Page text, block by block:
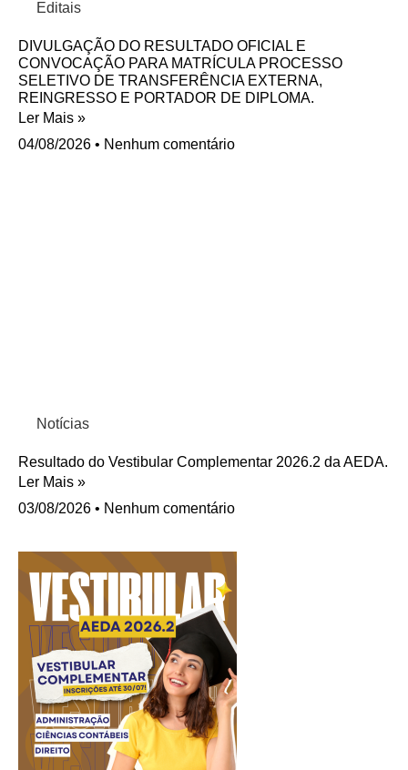
Editais
DIVULGAÇÃO DO RESULTADO OFICIAL E
CONVOCAÇÃO PARA MATRÍCULA PROCESSO
SELETIVO DE TRANSFERÊNCIA EXTERNA,
REINGRESSO E PORTADOR DE DIPLOMA.
Ler Mais »
04/08/2026
Nenhum comentário
Notícias
Resultado do Vestibular Complementar 2026.2 da AEDA.
Ler Mais »
03/08/2026
Nenhum comentário